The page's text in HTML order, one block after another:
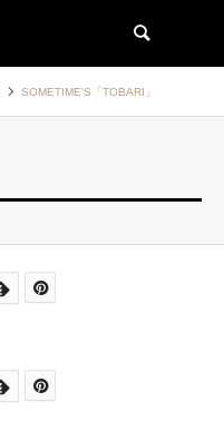
SOMETIME’S「TOBARI」